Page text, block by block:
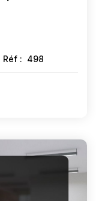
Réf : 498